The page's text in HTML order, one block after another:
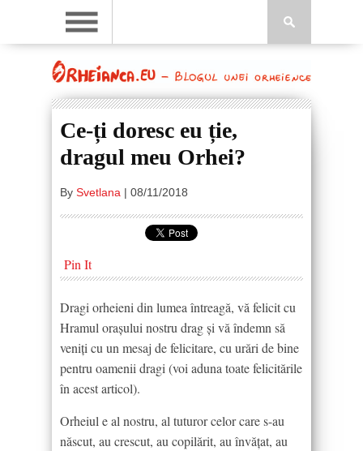
Ce-ți doresc eu ție,
dragul meu Orhei?
By Svetlana | 08/11/2018
Pin It
Dragi orheieni din lumea întreagă, vă felicit cu
Hramul orașului nostru drag și vă îndemn să
veniți cu un mesaj de felicitare, cu urări de bine
pentru oamenii dragi (voi aduna toate felicitările
în acest articol).
Orheiul e al nostru, al tuturor celor care s-au
născut, au crescut, au copilărit, au învățat, au